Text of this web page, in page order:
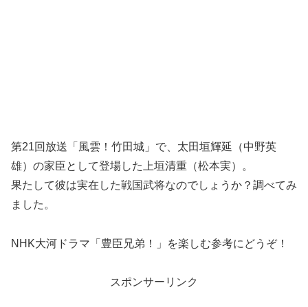
第21回放送「風雲！竹田城」で、太田垣輝延（中野英
雄）の家臣として登場した上垣清重（松本実）。
果たして彼は実在した戦国武将なのでしょうか？調べてみ
ました。
NHK大河ドラマ「豊臣兄弟！」を楽しむ参考にどうぞ！
スポンサーリンク